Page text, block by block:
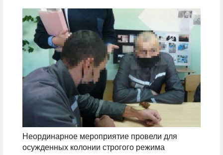
Неординарное мероприятие провели для
осужденных колонии строгого режима